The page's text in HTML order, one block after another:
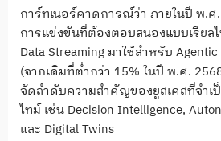
การ์ทเนอร์คาดการณ์ว่า ภายในปี พ.
การแข่งขันที่ต้องตอบสนองแบบเรียล
Data Streaming มาใช้สำหรับ
(จากเดิมที่ต่ำกว่า 15% ในปี พ.ศ.
จัดลำดับความสำคัญของยูสเคสที่จำเ
ไทม์ เช่น Decision Intelligence,
และ Digital Twins